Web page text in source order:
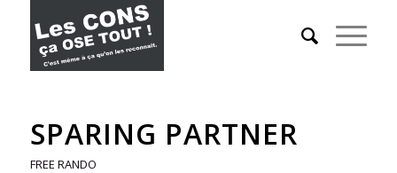
SPARING PARTNER
FREE RANDO